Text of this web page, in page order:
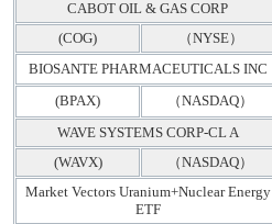
CABOT OIL & GAS CORP
(COG)
（NYSE）
BIOSANTE PHARMACEUTICALS INC
(BPAX)
（NASDAQ）
WAVE SYSTEMS CORP-CL A
(WAVX)
（NASDAQ）
Market Vectors Uranium+Nuclear Energy
ETF